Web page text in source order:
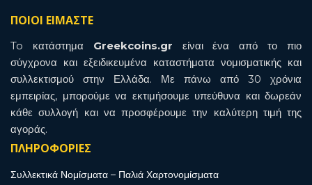
ΠΟΙΟΙ ΕΙΜΑΣΤΕ
To κατάστημα Greekcoins.gr είναι ένα από το πιο
σύγχρονα και εξειδικευμένα καταστήματα νομισματικής και
συλλεκτισμού στην Ελλάδα. Με πάνω από 30 χρόνια
εμπειρίας, μπορούμε να εκτιμήσουμε υπεύθυνα και δωρεάν
κάθε συλλογή και να προσφέρουμε την καλύτερη τιμή της
αγοράς.
ΠΛΗΡΟΦΟΡΙΕΣ
Συλλεκτικά Νομίσματα – Παλιά Χαρτονομίσματα